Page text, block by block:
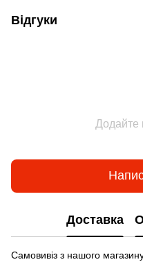
Відгуки
Додайте
Доставка
Самовивіз з нашого